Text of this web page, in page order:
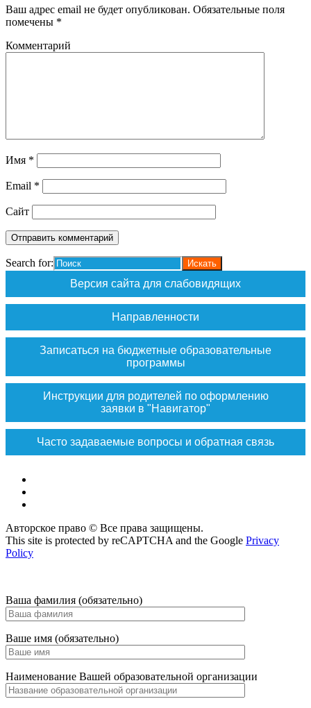
Ваш адрес email не будет опубликован. Обязательные поля
помечены *
Комментарий
Имя *
Email *
Сайт
Search for:
Версия сайта для слабовидящих
Направленности
Записаться на бюджетные образовательные
программы
Инструкции для родителей по оформлению
заявки в "Навигатор"
Часто задаваемые вопросы и обратная связь
Авторское право © Все права защищены.
This site is protected by reCAPTCHA and the Google Privacy
Policy
Ваша фамилия (обязательно)
Ваше имя (обязательно)
Наименование Вашей образовательной организации